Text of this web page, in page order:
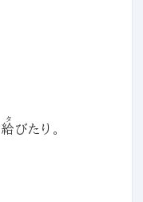
給
タ
びたり。